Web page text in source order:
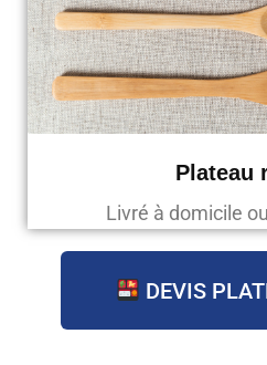
Plateau
Livré à domicile
DEVIS